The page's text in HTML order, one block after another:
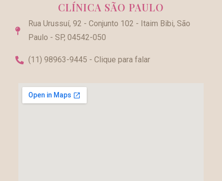
CLÍNICA SÃO PAULO
Rua Urussuí, 92 - Conjunto 102 - Itaim Bibi, São
Paulo - SP, 04542-050
(11) 98963-9445 - Clique para falar